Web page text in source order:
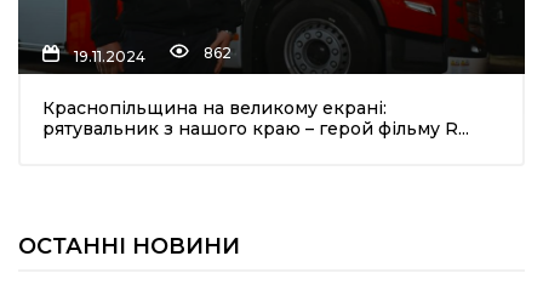
19.11.2024 862
Краснопільщина на великому екрані:
рятувальник з нашого краю – герой фільму R...
ОСТАННІ НОВИНИ